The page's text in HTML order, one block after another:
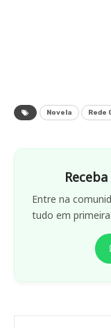
Novela Rede
Entre na
tudo em